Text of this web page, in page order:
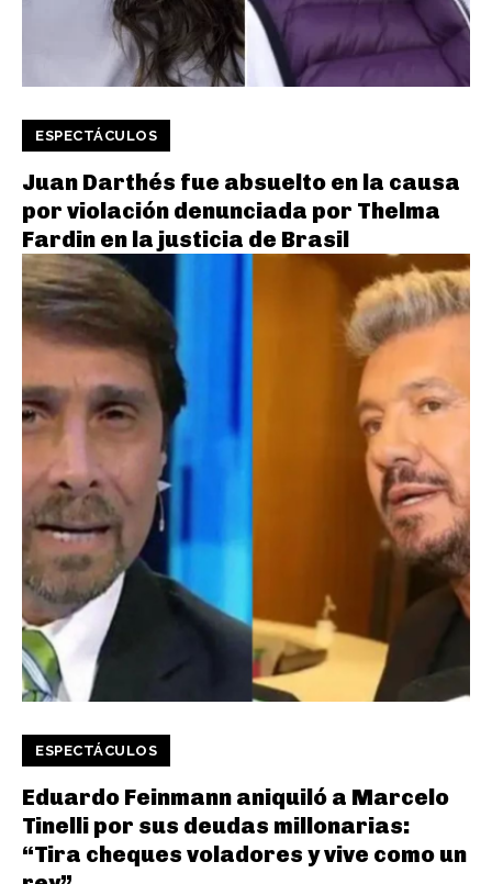
ESPECTÁCULOS
Juan Darthés fue absuelto en la causa
por violación denunciada por Thelma
Fardin en la justicia de Brasil
ESPECTÁCULOS
Eduardo Feinmann aniquiló a Marcelo
Tinelli por sus deudas millonarias:
“Tira cheques voladores y vive como un